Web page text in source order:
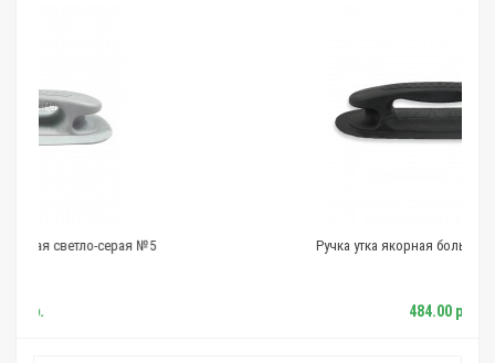
№5 Ручка утка якорная большая черная №5